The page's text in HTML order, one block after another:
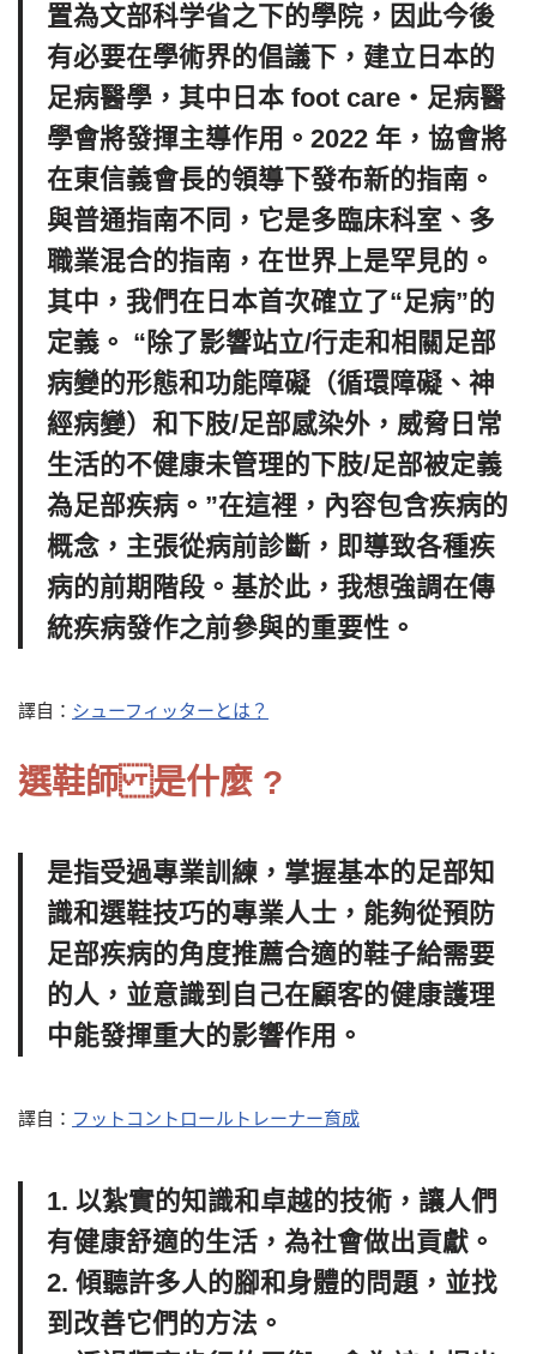
置為文部科学省之下的學院，因此今後
有必要在學術界的倡議下，建立日本的
足病醫學，其中日本 foot care・足病醫
學會將發揮主導作用。2022 年，協會將
在東信義會長的領導下發布新的指南。
與普通指南不同，它是多臨床科室、多
職業混合的指南，在世界上是罕見的。
其中，我們在日本首次確立了“足病”的
定義。 “除了影響站立/行走和相關足部
病變的形態和功能障礙（循環障礙、神
經病變）和下肢/足部感染外，威脅日常
生活的不健康未管理的下肢/足部被定義
為足部疾病。”在這裡，內容包含疾病的
概念，主張從病前診斷，即導致各種疾
病的前期階段。基於此，我想強調在傳
統疾病發作之前參與的重要性。
譯自： シューフィッターとは？
選鞋師 是什麼 ?
是指受過專業訓練，掌握基本的足部知
識和選鞋技巧的專業人士，能夠從預防
足部疾病的角度推薦合適的鞋子給需要
的人，並意識到自己在顧客的健康護理
中能發揮重大的影響作用。
譯自： フットコントロールトレーナー育成
1. 以紮實的​​知識和卓越的技術，讓人們
有健康舒適的生活，為社會做出貢獻。
2. 傾聽許多人的腳和身體的問題，並找
到改善它們的方法。